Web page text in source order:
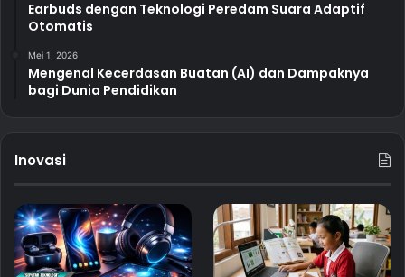
Earbuds dengan Teknologi Peredam Suara Adaptif
Otomatis
Mei 1, 2026
Mengenal Kecerdasan Buatan (AI) dan Dampaknya
bagi Dunia Pendidikan
Inovasi